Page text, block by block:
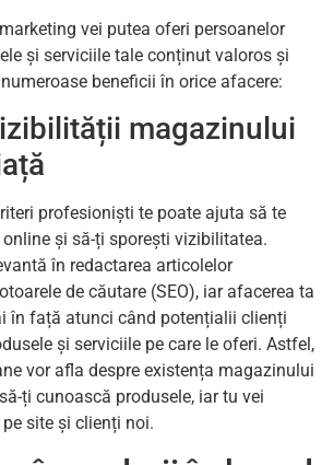
vei putea oferi persoanelor
și serviciile tale conținut valoros și
beneficii în orice afacere:
magazinului
profesioniști te poate ajuta să te
și să-ți sporești vizibilitatea.
în redactarea articolelor
de căutare (SEO), iar afacerea ta
în față atunci când potențialii clienți
și serviciile pe care le oferi. Astfel,
vor afla despre existența magazinului
ți cunoască produsele, iar tu vei
site și clienți noi.